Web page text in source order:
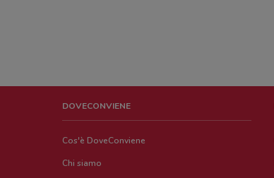
DOVECONVIENE
Cos'è DoveConviene
Chi siamo